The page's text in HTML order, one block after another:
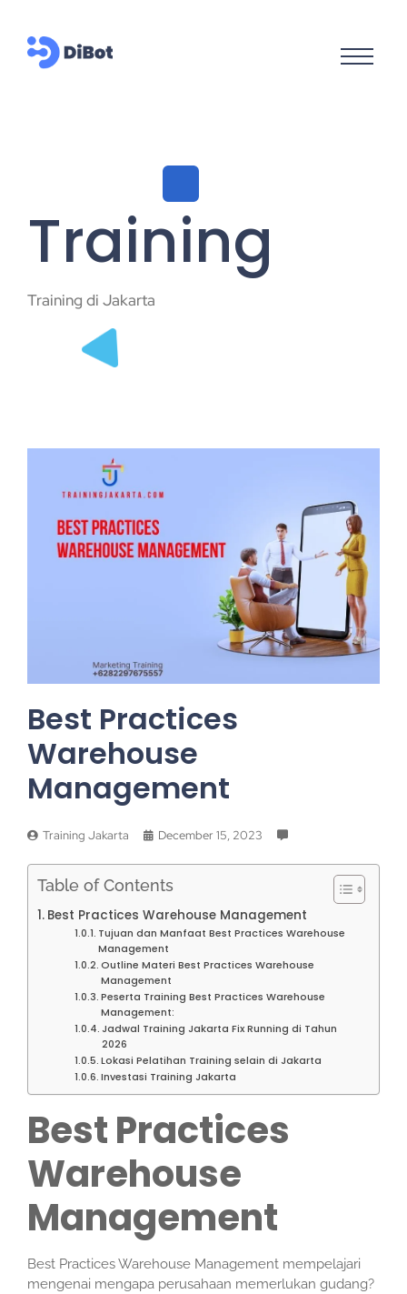
Training
Training di Jakarta
Best Practices
Warehouse
Management
Training Jakarta December 15, 2023
Table of Contents
Best Practices Warehouse Management
Tujuan dan Manfaat Best Practices Warehouse
Management
Outline Materi Best Practices Warehouse
Management
Peserta Training Best Practices Warehouse
Management:
Jadwal Training Jakarta Fix Running di Tahun
2026
Lokasi Pelatihan Training selain di Jakarta
Investasi Training Jakarta
Best Practices
Warehouse
Management
Best Practices Warehouse Management mempelajari
mengenai mengapa perusahaan memerlukan gudang?